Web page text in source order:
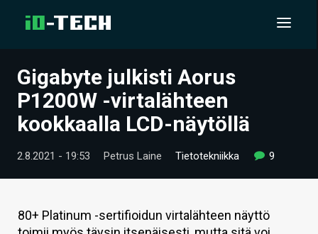
UUTISET
ARTIKKELIT
VIDEOT
TECHBBS
TIETOA
Gigabyte julkisti Aorus
P1200W -virtalähteen
kookkaalla LCD-näytöllä
2.8.2021 - 19:53 Petrus Laine Tietotekniikka 9
80+ Platinum -sertifioidun virtalähteen näyttö